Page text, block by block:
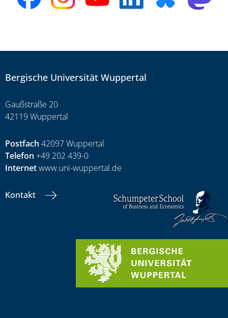
Bergische Universität Wuppertal
Gaußstraße 20
42119 Wuppertal
Postfach 42097 Wuppertal
Telefon +49 202 439-0
Internetwww.uni-wuppertal.de
Kontakt